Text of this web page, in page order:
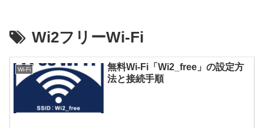
Wi2フリーWi-Fi
Wi-Fi
無料Wi-Fi「Wi2_free」の設定方
法と接続手順